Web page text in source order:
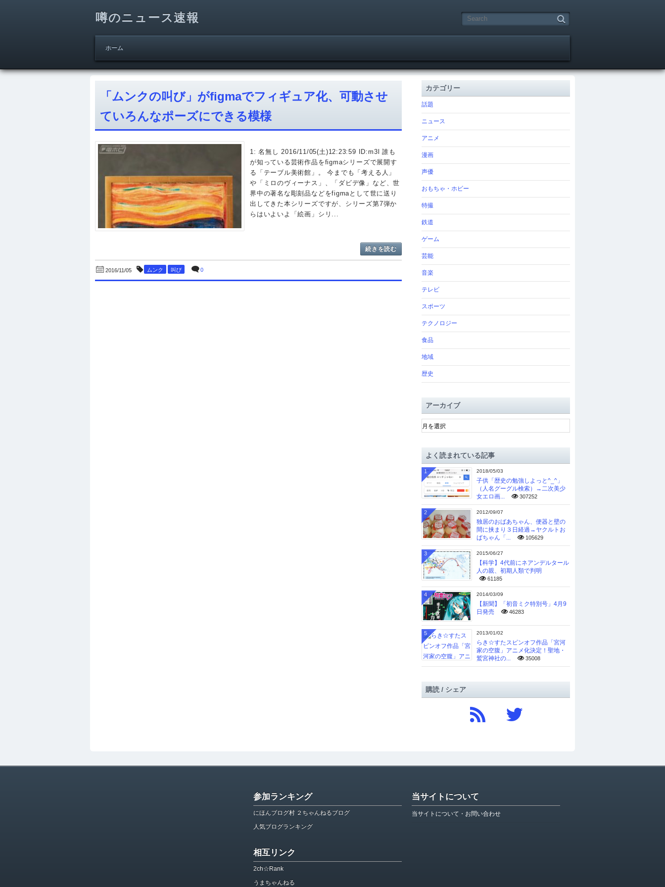
噂のニュース速報
ホーム
「ムンクの叫び」がfigmaでフィギュア化、可動させ
ていろんなポーズにできる模様
1: 名無し 2016/11/05(土)12:23:59 ID:m3l 誰も
が知っている芸術作品をfigmaシリーズで展開す
る「テーブル美術館」。 今までも「考える人」
や「ミロのヴィーナス」、「ダビデ像」など、世
界中の著名な彫刻品などをfigmaとして世に送り
出してきた本シリーズですが、シリーズ第7弾か
らはいよいよ「絵画」シリ...
続きを読む
2016/11/05 ムンク 叫び 0
カテゴリー
話題
ニュース
アニメ
漫画
声優
おもちゃ・ホビー
特撮
鉄道
ゲーム
芸能
音楽
テレビ
スポーツ
テクノロジー
食品
地域
歴史
アーカイブ
ア
ー
ブよく読まれている記事
2018/05/03
子供「歴史の勉強しよっと^_^」
（人名グーグル検索）→二次美少
女エロ画...
307252
1
2012/09/07
独居のおばあちゃん、便器と壁の
間に挟まり３日経過→ヤクルトお
ばちゃん「...
105629
2
2015/06/27
【科学】4代前にネアンデルタール
人の親、初期人類で判明
61185
3
2014/03/09
【新聞】「初音ミク特別号」4月9
日発売
46283
4
2013/01/02
らき☆すたスピンオフ作品「宮河
家の空腹」アニメ化決定！聖地・
鷲宮神社の...
35008
5
購読 / シェア
参加ランキング
にほんブログ村 ２ちゃんねるブログ
人気ブログランキング
相互リンク
2ch☆Rank
うまちゃんねる
当サイトについて
当サイトについて・お問い合わせ